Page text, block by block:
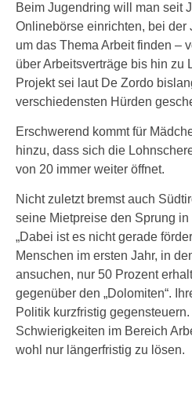
Beim Jugendring will man seit
Onlinebörse einrichten, bei der
um das Thema Arbeit finden –
über Arbeitsverträge bis hin zu
Projekt sei laut De Zordo
verschiedensten Hürden
Erschwerend kommt für
hinzu, dass sich die
von 20 immer weiter öffnet.
Nicht zuletzt bremst auch
seine Mietpreise den Sprung
„Dabei ist es nicht gerade
Menschen im ersten Jahr, in
ansuchen, nur 50 Prozent
gegenüber den „Dolomiten“.
Politik kurzfristig
Schwierigkeiten im Bereich
wohl nur längerfristig zu lösen.